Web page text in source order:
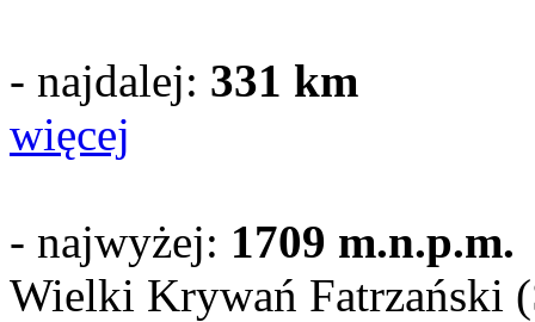
- najdalej: 331 km
więcej
- najwyżej: 1709 m.n.p.m.
Wielki Krywań Fatrzański